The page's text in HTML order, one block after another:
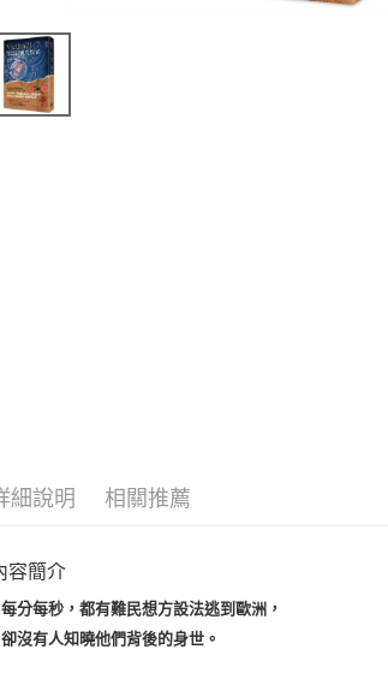
細說明 相關推薦
容簡介
每分每秒，都有難民想方設法逃到歐洲，
卻沒有人知曉他們背後的身世。